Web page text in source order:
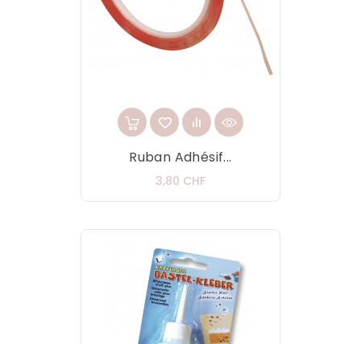
Ruban Adhésif...
3,80 CHFPrix